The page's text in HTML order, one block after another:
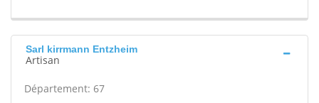
Sarl kirrmann Entzheim
Artisan
Département: 67